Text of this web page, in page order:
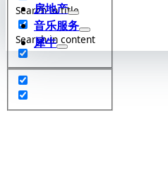
Search in title
Search in content
房地产
音乐服务
犀牛